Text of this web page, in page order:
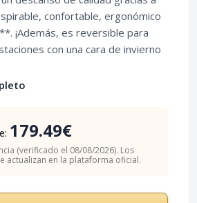
confortable, ergonómico
¡Además, es reversible para
con una cara de invierno
179.49€
(verificado el 08/08/2026). Los
actualizan en la plataforma oficial.